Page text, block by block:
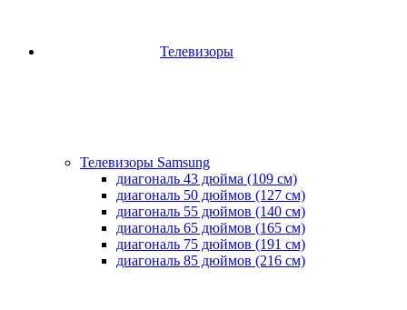
Телевизоры
Телевизоры Samsung
диагональ 43 дюйма (109 см)
диагональ 50 дюймов (127 см)
диагональ 55 дюймов (140 cм)
диагональ 65 дюймов (165 cм)
диагональ 75 дюймов (191 см)
диагональ 85 дюймов (216 см)